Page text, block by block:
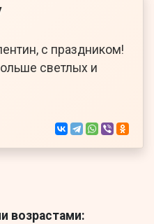
с праздником!
светлых и
возрастами: